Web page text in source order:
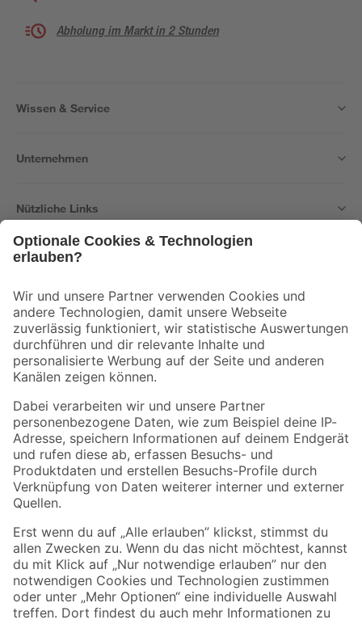
Abholung im Markt in 2 Stunden
Wissen & Service
Unternehmen
Nützliche Links
Der toom Newsletter: Keine Angebote und Aktionen mehr verpassen!
Zur Newsletter Anmeldung
Folge uns
Zahlungsarten Versandarten
Sicher einkaufen
Jetzt die toom-App herunterladen